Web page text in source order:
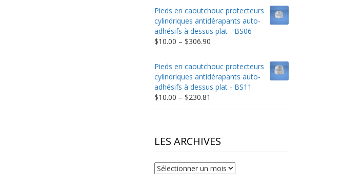
$9.00
through
$198.80
Pieds en caoutchouc protecteurs
cylindriques antidérapants auto-
adhésifs à dessus plat - BS06
$10.00 – $306.90Price
through
$306.90
Pieds en caoutchouc protecteurs
cylindriques antidérapants auto-
adhésifs à dessus plat - BS11
$10.00 – $230.81
$230.81
LES ARCHIVES
Les
archives